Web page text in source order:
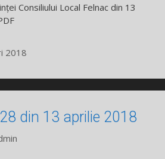
Consiliului Local Felnac din 13
2018
din 13 aprilie 2018